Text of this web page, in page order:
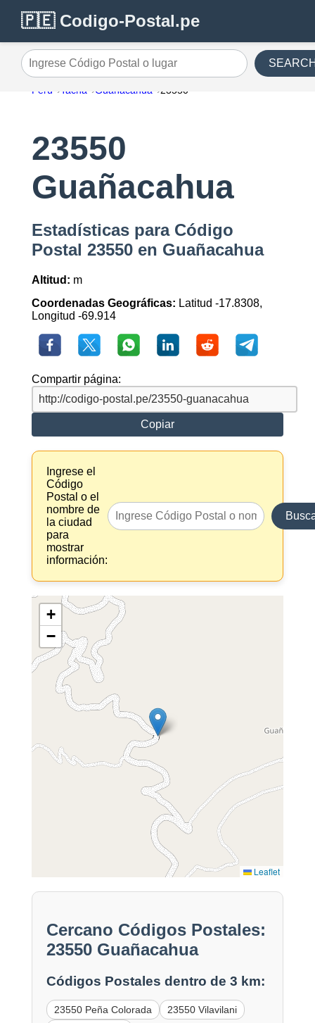
🇵🇪 Codigo-Postal.pe
Ingrese Código Postal o lugar
Perú Tacna Guañacahua 23550
23550
Guañacahua
Estadísticas para Código
Postal 23550 en Guañacahua
Altitud: m
Coordenadas Geográficas: Latitud -17.8308,
Longitud -69.914
Compartir página:
Copiar
Ingrese el
Código
Postal o el
nombre de
la ciudad
para
mostrar
información:
+
−
Leaflet
Cercano Códigos Postales:
23550 Guañacahua
Códigos Postales dentro de 3 km:
23550 Peña Colorada
23550 Vilavilani